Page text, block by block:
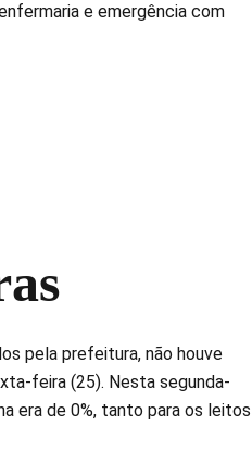
e emergência com
pela prefeitura, não houve
feira (25). Nesta segunda-
era de 0%, tanto para os leitos